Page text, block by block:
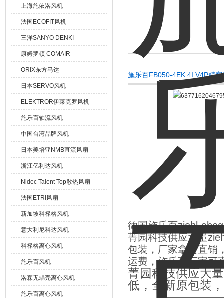
上海施依洛风机
法国ECOFIT风机
三洋SANYO DENKI
康姆罗顿 COMAIR
ORIX东方马达
日本SERVO风机
ELEKTROR伊莱克罗风机
施乐百轴流风机
中国台湾品牌风机
日本美培亚NMB直流风扇
浙江亿利达风机
Nidec Talent Top散热风扇
法国ETRI风扇
新加坡科禄格风机
意大利尼科达风机
科禄格离心风机
施乐百风机
洛森无蜗壳离心风机
施乐百离心风机
施乐百FB050-4EK.4I.V4P精
德国施乐百ziehl-
菁园科技供应大量
包装，厂家拿货直销
运费，施乐百厂家可
菁园科技供应大
低，全新原包装